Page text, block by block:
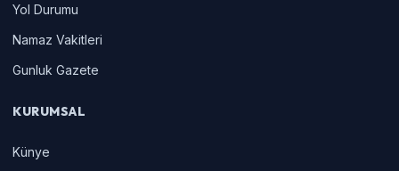
Yol Durumu
Namaz Vakitleri
Gunluk Gazete
KURUMSAL
Künye